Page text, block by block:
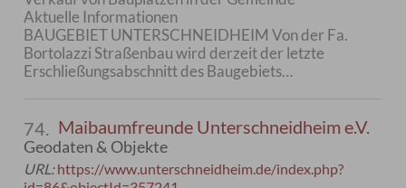
Aktuelle Informationen
BAUGEBIET UNTERSCHNEIDHEIM Von der Fa.
Bortolazzi Straßenbau wird derzeit der letzte
Erschließungsabschnitt des Baugebiets…
74. Maibaumfreunde Unterschneidheim e.V.
Geodaten & Objekte
URL:https://www.unterschneidheim.de/index.php?